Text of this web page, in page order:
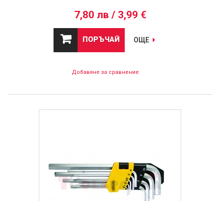
7,80 лв / 3,99 €
ПОРЪЧАЙ ОЩЕ
Добавяне за сравнение